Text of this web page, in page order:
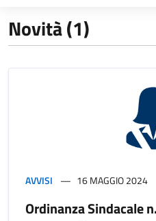
Novità (1)
AVVISI 16 MAGGIO 2024
Ordinanza Sindacale